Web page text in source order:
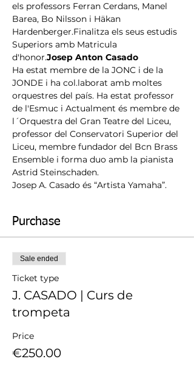
els professors Ferran Cerdans, Manel
Barea, Bo Nilsson i Häkan
Hardenberger.Finalitza els seus estudis
Superiors amb Matricula
d'honor.Josep Anton Casado
Ha estat membre de la JONC i de la
JONDE i ha col.laborat amb moltes
orquestres del país. Ha estat professor
de l'Esmuc i Actualment és membre de
l´Orquestra del Gran Teatre del Liceu,
professor del Conservatori Superior del
Liceu, membre fundador del Bcn Brass
Ensemble i forma duo amb la pianista
Astrid Steinschaden.
Josep A. Casado és “Artista Yamaha”.
Purchase
Sale ended
Ticket type
J. CASADO | Curs de
trompeta
Price
€250.00